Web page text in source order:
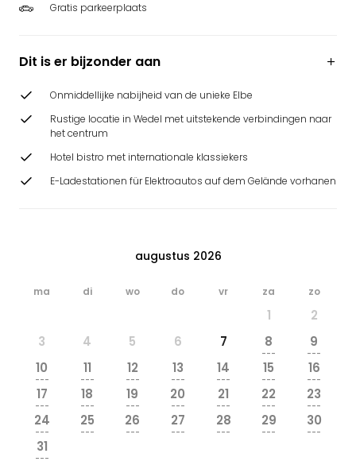
Gratis parkeerplaats
Dit is er bijzonder aan
Onmiddellijke nabijheid van de unieke Elbe
Rustige locatie in Wedel met uitstekende verbindingen naar
het centrum
Hotel bistro met internationale klassiekers
E-Ladestationen für Elektroautos auf dem Gelände vorhanen
augustus 2026
ma di wo do vr za zo
1
2
3
4 5 6 7 8
---
9
---
10
---
11
---
12
---
13
---
14
---
15
---
16
---
17
---
18
---
19
---
20
---
21
---
22
---
23
---
24
---
25
---
26
---
27
---
28
---
29
---
30
---
31
---